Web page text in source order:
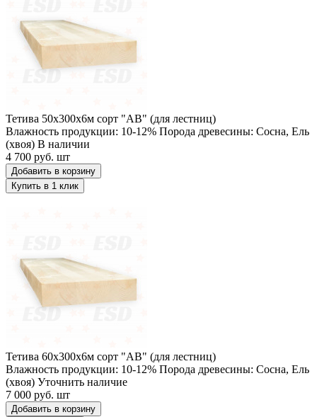
Тетива 50х300х6м сорт "АВ" (для лестниц)
Влажность продукции: 10-12% Порода древесины: Сосна, Ель
(хвоя) В наличии
4 700 руб. шт
Добавить в корзину
Купить в 1 клик
Тетива 60х300х6м сорт "АВ" (для лестниц)
Влажность продукции: 10-12% Порода древесины: Сосна, Ель
(хвоя) Уточнить наличие
7 000 руб. шт
Добавить в корзину